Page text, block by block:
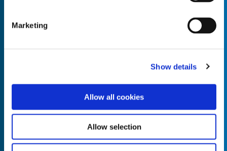
Marketing
Show details
Allow all cookies
Allow selection
Unit of Measure*